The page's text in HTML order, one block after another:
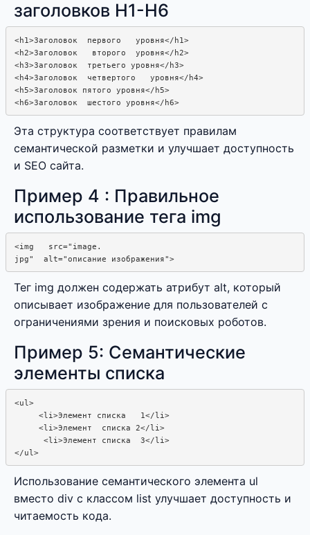
заголовков H1-H6
<h1>Заголовок  первого   уровня</h1>
<h2>Заголовок   второго  уровня</h2>
<h3>Заголовок  третьего уровня</h3>
<h4>Заголовок  четвертого   уровня</h4>
<h5>Заголовок пятого уровня</h5>
Эта структура соответствует правилам
семантической разметки и улучшает доступность
и SEO сайта.
Пример 4 : Правильное
использование тега img
<img   src="image.
Тег img должен содержать атрибут alt, который
описывает изображение для пользователей с
ограничениями зрения и поисковых роботов.
Пример 5: Семантические
элементы списка
<ul>
     <li>Элемент списка   1</li>
     <li>Элемент  списка 2</li>
      <li>Элемент списка  3</li>
Использование семантического элемента ul
вместо div с классом list улучшает доступность и
читаемость кода.